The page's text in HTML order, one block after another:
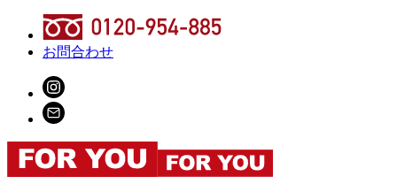
お問合わせ